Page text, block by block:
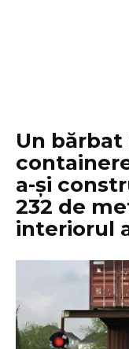
Un bărbat
a-și
232 de
interiorul